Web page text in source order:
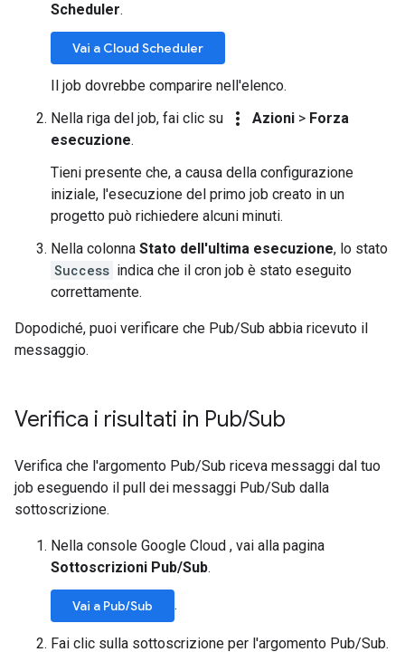
Scheduler.
Vai a Cloud Scheduler
Il job dovrebbe comparire nell'elenco.
Nella riga del job, fai clic su
more_vert Azioni > Forza
esecuzione.
Tieni presente che, a causa della configurazione
iniziale, l'esecuzione del primo job creato in un
progetto può richiedere alcuni minuti.
Nella colonna Stato dell'ultima esecuzione, lo stato
Success indica che il cron job è stato eseguito
correttamente.
Dopodiché, puoi verificare che Pub/Sub abbia ricevuto il
messaggio.
Verifica i risultati in Pub/Sub
Verifica che l'argomento Pub/Sub riceva messaggi dal tuo
job eseguendo il pull dei messaggi Pub/Sub dalla
sottoscrizione.
Nella console Google Cloud , vai alla pagina
Sottoscrizioni Pub/Sub.
Vai a Pub/Sub .
Fai clic sulla sottoscrizione per l'argomento Pub/Sub.